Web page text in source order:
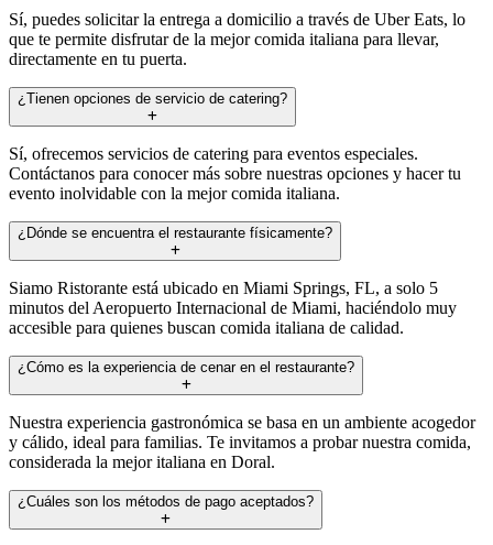
Sí, puedes solicitar la entrega a domicilio a través de Uber Eats, lo
que te permite disfrutar de la mejor comida italiana para llevar,
directamente en tu puerta.
¿Tienen opciones de servicio de catering?
Sí, ofrecemos servicios de catering para eventos especiales.
Contáctanos para conocer más sobre nuestras opciones y hacer tu
evento inolvidable con la mejor comida italiana.
¿Dónde se encuentra el restaurante físicamente?
Siamo Ristorante está ubicado en Miami Springs, FL, a solo 5
minutos del Aeropuerto Internacional de Miami, haciéndolo muy
accesible para quienes buscan comida italiana de calidad.
¿Cómo es la experiencia de cenar en el restaurante?
Nuestra experiencia gastronómica se basa en un ambiente acogedor
y cálido, ideal para familias. Te invitamos a probar nuestra comida,
considerada la mejor italiana en Doral.
¿Cuáles son los métodos de pago aceptados?